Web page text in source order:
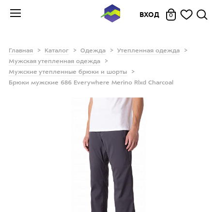
ВХОД 0
Главная Каталог Одежда
Утепленная одежда
Мужская утепленная одежда
Мужские утепленные брюки и шорты
Брюки мужские 686 Everywhere Merino Rlxd Charcoal